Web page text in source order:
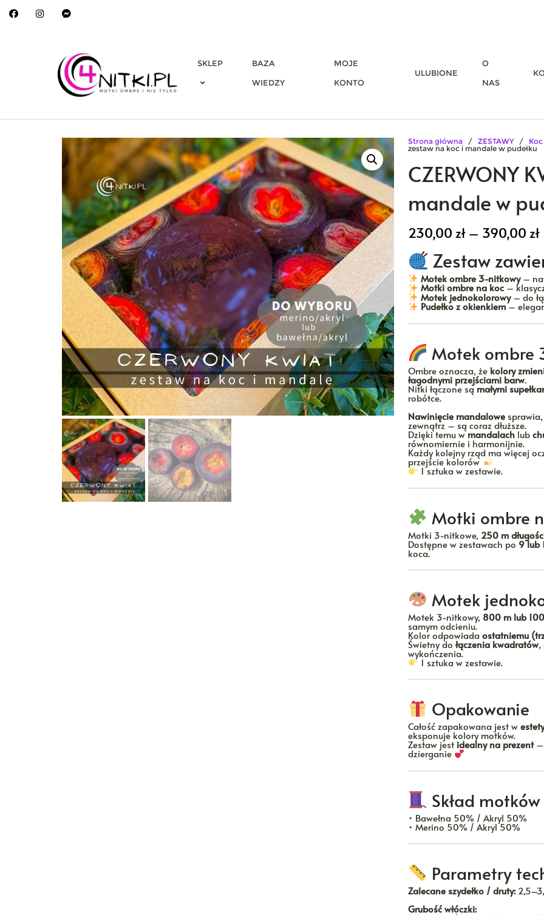
SKLEP
BAZA
WIEDZY
MOJE
KONTO
ULUBIONE
O
NAS
Strona główna / ZESTAWY/
zestaw na koc i mandale w pudełku
CZERWONY
mandale w
230,00 zł – 390,00 zł
Zestaw
Motek ombre 3-nitkowy–
Motki ombre na koc –
Motek jednokolorowy– do
Pudełko z okienkiem–
Motek ombre
Ombre oznacza, że kolory
łagodnymi przejściami barw.
Nitki łączone sąmałymi
robótce.
Nawinięcie mandalowe
zewnątrz – są coraz dłuższe.
Dzięki temu wmandalach lub
równomiernie i harmonijnie.
Każdy kolejny rząd ma więcej
przejście kolorów
1 sztuka w zestawie.
Motki ombre
Motki 3-nitkowe, 250 m
Dostępne w zestawach po 9 lub
koca.
Motek
Motek 3-nitkowy, 800 m lub
samym odcieniu.
Kolor odpowiadaostatniemu
Świetny do łączenia kwadratów,
wykończenia.
1 sztuka w zestawie.
Opakowanie
Całość zapakowana jest w
eksponuje kolory motków.
Zestaw jest idealny na prezent–
dzierganie
Skład
• Bawełna 50% / Akryl 50%
• Merino 50% / Akryl 50%
Parametry
Zalecane szydełko / druty:
Grubość włóczki: